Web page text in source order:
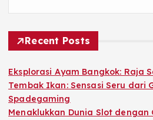
Recent Posts
Eksplorasi Ayam Bangkok: Raja
Tembak Ikan: Sensasi Seru dari
Spadegaming
Menaklukkan Dunia Slot dengan